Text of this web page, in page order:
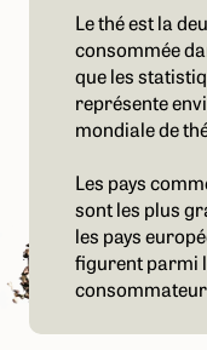
Le thé est la
consommée
que les
représente
mondiale de
Les pays
sont les plus
les pays
figurent parmi